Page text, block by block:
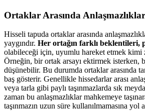
Ortaklar Arasında Anlaşmazlıklar
Hisseli tapuda ortaklar arasında
yaygındır. Her ortağın farklı beklentileri,
olabileceği için, uyumlu hareket etmek kimi
Örneğin, bir ortak arsayı ektirmek isterken,
düşünebilir. Bu durumda ortaklar arasında
baş gösterir. Genellikle hissedarlar arası
veya tarla gibi paylı taşınmazlarda sık
zaman bu anlaşmazlıklar mahkemeye
taşınmazın uzun süre kullanılmamasına yol